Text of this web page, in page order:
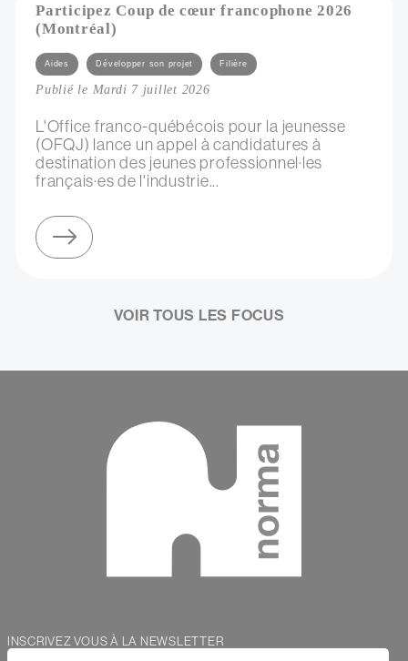
Participez Coup de cœur francophone 2026
(Montréal)
Catégories
Aides Développer son projet Filière
Publié le Mardi 7 juillet 2026
L'Office franco-québécois pour la jeunesse
(OFQJ) lance un appel à candidatures à
destination des jeunes professionnel·les
français·es de l'industrie...
VOIR TOUS LES FOCUS
Webform
INSCRIVEZ VOUS À LA NEWSLETTER